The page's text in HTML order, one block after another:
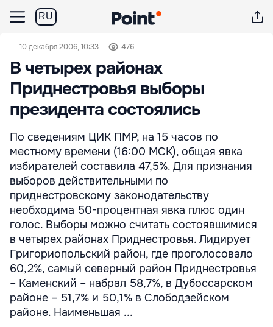
RU
10 декабря 2006, 10:33 476
В четырех районах
Приднестровья выборы
президента состоялись
По сведениям ЦИК ПМР, на 15 часов по
местному времени (16:00 МСК), общая явка
избирателей составила 47,5%. Для признания
выборов действительными по
приднестровскому законодательству
необходима 50-процентная явка плюс один
голос. Выборы можно считать состоявшимися
в четырех районах Приднестровья. Лидирует
Григориопольский район, где проголосовало
60,2%, самый северный район Приднестровья
– Каменский – набрал 58,7%, в Дубоссарском
районе – 51,7% и 50,1% в Слободзейском
районе. Наименьшая ...